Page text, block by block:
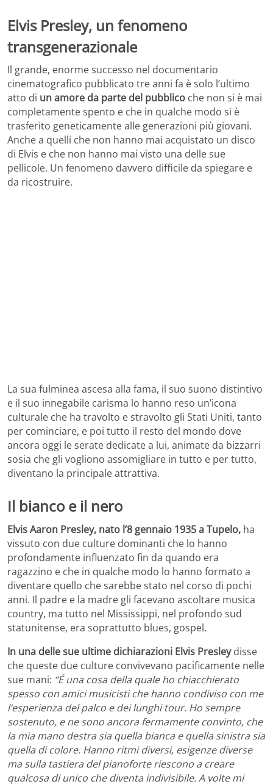
Elvis Presley, un fenomeno
transgenerazionale
Il grande, enorme successo nel documentario
cinematografico pubblicato tre anni fa è solo l’ultimo
atto di un amore da parte del pubblico che non si è mai
completamente spento e che in qualche modo si è
trasferito geneticamente alle generazioni più giovani.
Anche a quelli che non hanno mai acquistato un disco
di Elvis e che non hanno mai visto una delle sue
pellicole. Un fenomeno davvero difficile da spiegare e
da ricostruire.
La sua fulminea ascesa alla fama, il suo suono distintivo
e il suo innegabile carisma lo hanno reso un’icona
culturale che ha travolto e stravolto gli Stati Uniti, tanto
per cominciare, e poi tutto il resto del mondo dove
ancora oggi le serate dedicate a lui, animate da bizzarri
sosia che gli vogliono assomigliare in tutto e per tutto,
diventano la principale attrattiva.
Il bianco e il nero
Elvis Aaron Presley, nato l’8 gennaio 1935 a Tupelo, ha
vissuto con due culture dominanti che lo hanno
profondamente influenzato fin da quando era
ragazzino e che in qualche modo lo hanno formato a
diventare quello che sarebbe stato nel corso di pochi
anni. Il padre e la madre gli facevano ascoltare musica
country, ma tutto nel Mississippi, nel profondo sud
statunitense, era soprattutto blues, gospel.
In una delle sue ultime dichiarazioni Elvis Presleydisse
che queste due culture convivevano pacificamente nelle
sue mani: “É una cosa della quale ho chiacchierato
spesso con amici musicisti che hanno condiviso con me
l’esperienza del palco e dei lunghi tour. Ho sempre
sostenuto, e ne sono ancora fermamente convinto, che
la mia mano destra sia quella bianca e quella sinistra sia
quella di colore. Hanno ritmi diversi, esigenze diverse
ma sulla tastiera del pianoforte riescono a creare
qualcosa di unico che diventa indivisibile. A volte mi